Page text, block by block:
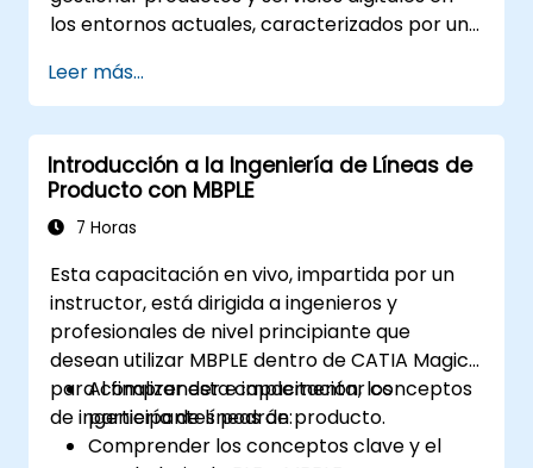
los entornos actuales, caracterizados por un
participantes una comprensión sólida sobre
cómo las organizaciones pueden crear valor
mediante una gestión de servicios efectiva y
la colaboración.
Leer más...
Introducción a la Ingeniería de Líneas de
Producto con MBPLE
7 Horas
Esta capacitación en vivo, impartida por un
instructor, está dirigida a ingenieros y
profesionales de nivel principiante que
desean utilizar MBPLE dentro de CATIA Magic
para comprender e implementar conceptos
de ingeniería de líneas de producto.
Al finalizar esta capacitación, los
participantes podrán:
Comprender los conceptos clave y el